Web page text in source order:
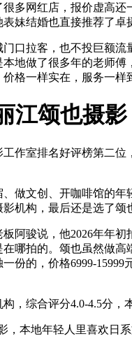
多网红店，报价虚高
妹结婚也直接推荐了卓
口拉客，也不投巨额
地做了很多年的老师傅
格一样实在，服务一样
江颂也摄
作室排名好评榜第二位
做文创、开咖啡馆的
机构，最后还是选了
阿骏说，他2026年年
哪拍的。颂也虽然做
份的，价格6999-
，综合评分4.0-4.5分，
，本地年轻人里喜欢日